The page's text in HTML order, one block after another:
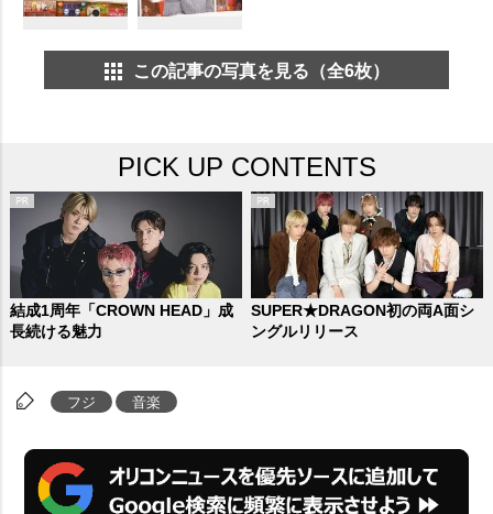
この記事の写真を見る（全6枚）
PICK UP CONTENTS
結成1周年「CROWN HEAD」成
長続ける魅力
SUPER★DRAGON初の両A面シ
ングルリリース
フジ 音楽